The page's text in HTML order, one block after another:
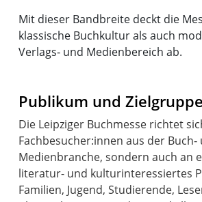
Mit dieser Bandbreite deckt die
klassische Buchkultur als auch
Verlags‑ und Medienbereich ab.
Publikum und
Die Leipziger Buchmesse richtet
Fachbesucher:innen aus der Buch‑
Medienbranche, sondern auch an
literatur- und kulturinteressiertes
Familien, Jugend, Studierende,